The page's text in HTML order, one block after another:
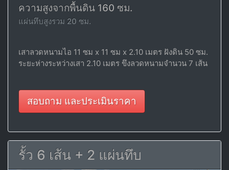
ความสูงจากพื้นดิน 160 ซม.
แผ่นทึบสูงรวม 20 ซม.
เสาลวดหนามไอ 11 ซม x 11 ซม x 2.10 เมตร ฝังดิน 50 ซม.
ระยะห่างระหว่างเสา 2.10 เมตร ขึงลวดหนามจำนวน 7 เส้น
สอบถาม และประเมินราคา
รั้ว 6 เส้น + 2 แผ่นทึบ